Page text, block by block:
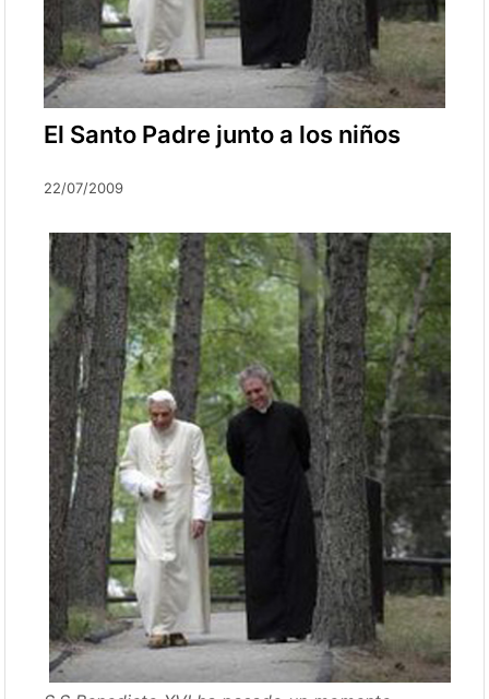
El Santo Padre junto a los niños
22/07/2009